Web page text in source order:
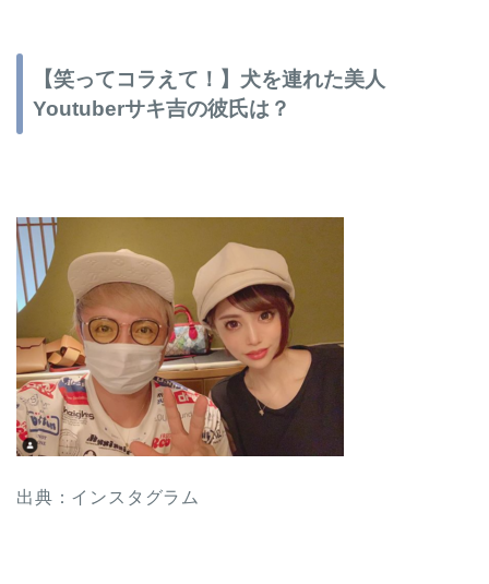
【笑ってコラえて！】犬を連れた美人
Youtuberサキ吉の彼氏は？
出典：インスタグラム